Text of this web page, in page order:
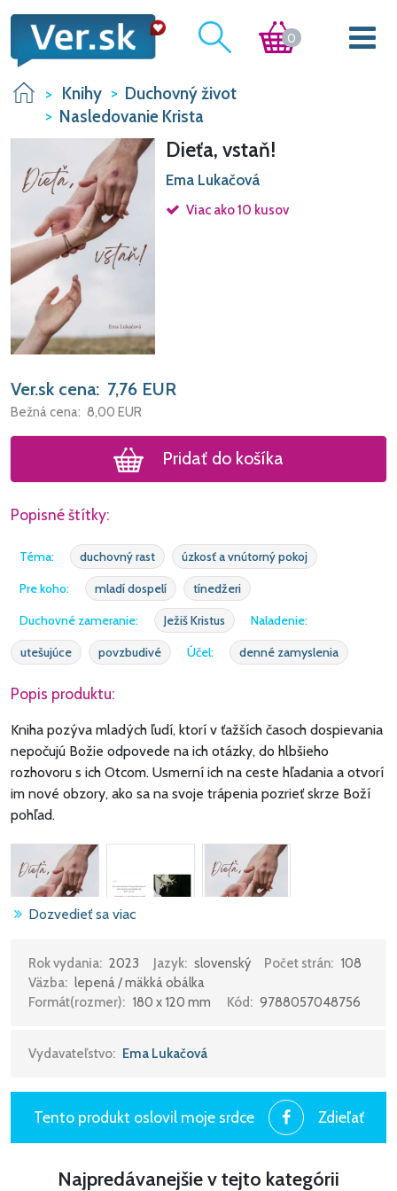
0
Knihy
Duchovný život
Nasledovanie Krista
Dieťa, vstaň!
Ema Lukačová
Viac ako 10 kusov
Ver.sk cena: 7,76 EUR
Bežná cena: 8,00 EUR
Pridať do košíka
Popisné štítky:
Téma: duchovný rast
úzkosť a vnútorný pokoj
Pre koho:
mladí dospelí
tínedžeri
Duchovné zameranie:
Ježiš Kristus
Naladenie:
utešujúce
povzbudivé Účel: denné zamyslenia
Popis produktu:
Kniha pozýva mladých ľudí, ktorí v ťažších časoch dospievania
nepočujú Božie odpovede na ich otázky, do hlbšieho
rozhovoru s ich Otcom. Usmerní ich na ceste hľadania a otvorí
im nové obzory, ako sa na svoje trápenia pozrieť skrze Boží
pohľad.
Dozvedieť sa viac
Rok vydania: 2023 Jazyk: slovenský Počet strán: 108
Väzba: lepená / mäkká obálka
Formát(rozmer): 180 x 120 mm Kód: 9788057048756
Vydavateľstvo: Ema Lukačová
Tento produkt oslovil moje srdce Zdieľať
Najpredávanejšie v tejto kategórii